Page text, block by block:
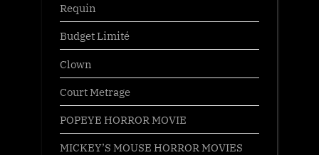
Requin
Budget Limité
Clown
Court Metrage
POPEYE HORROR MOVIE
MICKEY’S MOUSE HORROR MOVIES